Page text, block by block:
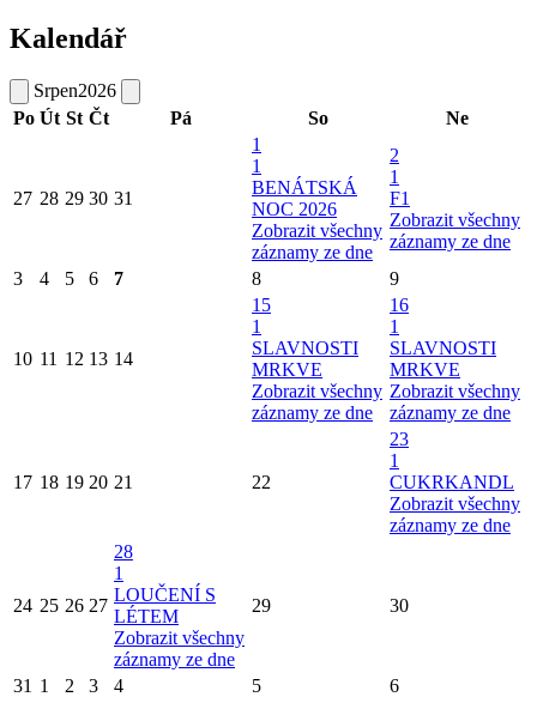
Kalendář
Srpen2026
Po Út St Čt Pá So Ne
27 28 29 30 31
1
1
BENÁTSKÁ
NOC 2026
Zobrazit všechny
záznamy ze dne
2
1
F1
Zobrazit všechny
záznamy ze dne
3
4 5 6 7 8 9
10 11 12 13 14
15
1
SLAVNOSTI
MRKVE
Zobrazit všechny
záznamy ze dne
16
1
SLAVNOSTI
MRKVE
Zobrazit všechny
záznamy ze dne
17 18 19 20 21 22
23
1
CUKRKANDL
Zobrazit všechny
záznamy ze dne
24 25 26 27
28
1
LOUČENÍ S
LÉTEM
Zobrazit všechny
záznamy ze dne
29 30
31 1 2 3 4 5 6